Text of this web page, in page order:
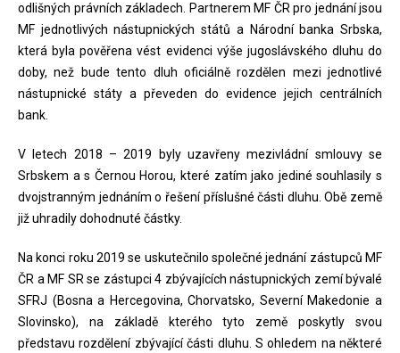
odlišných právních základech. Partnerem MF ČR pro jednání jsou
MF jednotlivých nástupnických států a Národní banka Srbska,
která byla pověřena vést evidenci výše jugoslávského dluhu do
doby, než bude tento dluh oficiálně rozdělen mezi jednotlivé
nástupnické státy a převeden do evidence jejich centrálních
bank.
V letech 2018 – 2019 byly uzavřeny mezivládní smlouvy se
Srbskem a s Černou Horou, které zatím jako jediné souhlasily s
dvojstranným jednáním o řešení příslušné části dluhu. Obě země
již uhradily dohodnuté částky.
Na konci roku 2019 se uskutečnilo společné jednání zástupců MF
ČR a MF SR se zástupci 4 zbývajících nástupnických zemí bývalé
SFRJ (Bosna a Hercegovina, Chorvatsko, Severní Makedonie a
Slovinsko), na základě kterého tyto země poskytly svou
představu rozdělení zbývající části dluhu. S ohledem na některé